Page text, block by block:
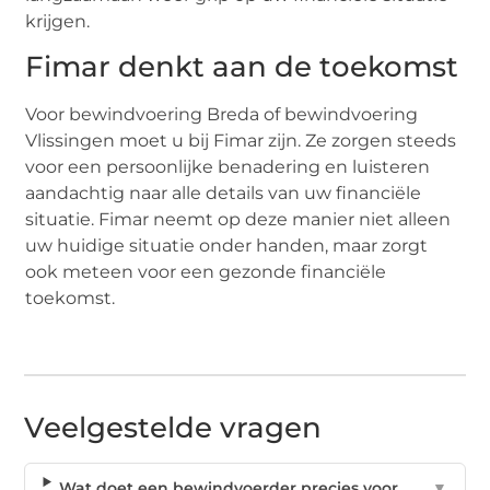
krijgen.
Fimar denkt aan de toekomst
Voor bewindvoering Breda of bewindvoering
Vlissingen moet u bij Fimar zijn. Ze zorgen steeds
voor een persoonlijke benadering en luisteren
aandachtig naar alle details van uw financiële
situatie. Fimar neemt op deze manier niet alleen
uw huidige situatie onder handen, maar zorgt
ook meteen voor een gezonde financiële
toekomst.
Veelgestelde vragen